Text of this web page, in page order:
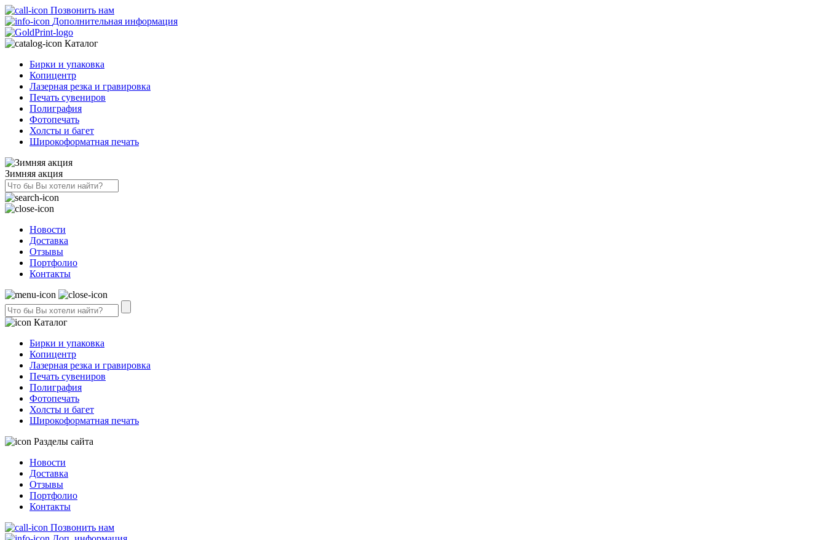
Позвонить нам
Дополнительная информация
Каталог
Бирки и упаковка
Копицентр
Лазерная резка и гравировка
Печать сувениров
Полиграфия
Фотопечать
Холсты и багет
Широкоформатная печать
Зимняя акция
Новости
Доставка
Отзывы
Портфолио
Контакты
Каталог
Бирки и упаковка
Копицентр
Лазерная резка и гравировка
Печать сувениров
Полиграфия
Фотопечать
Холсты и багет
Широкоформатная печать
Разделы сайта
Новости
Доставка
Отзывы
Портфолио
Контакты
Позвонить нам